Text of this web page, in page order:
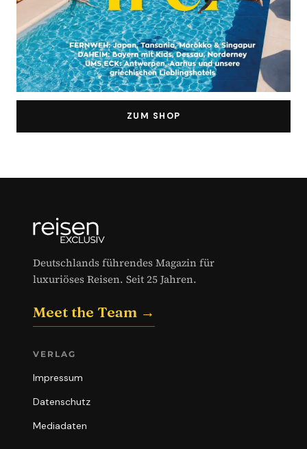
ZUM SHOP
Deutschlands führendes Magazin für
luxuriöses Reisen. Seit 25 Jahren.
Meet the Team →
VERLAG
Impressum
Datenschutz
Mediadaten